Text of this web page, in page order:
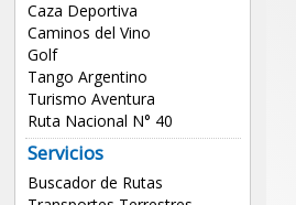
Caza Deportiva
Caminos del Vino
Golf
Tango Argentino
Turismo Aventura
Ruta Nacional N° 40
Servicios
Buscador de Rutas